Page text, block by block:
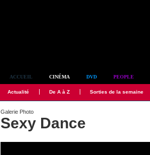
ACCUEIL CINÉMA DVD PEOPLE
Actualité De A à Z Sorties de la semaine
Galerie Photo
Sexy Dance